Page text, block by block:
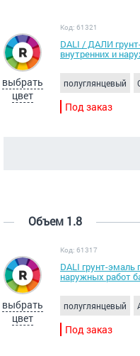
выбрать
цвет
Код: 61321
DALI / ДАЛИ
внутренних и
полуглянцевый
Под заказ
Объем 1.8
выбрать
цвет
Код: 61317
DALI грунт-эмаль
наружных работ
полуглянцевый
Под заказ